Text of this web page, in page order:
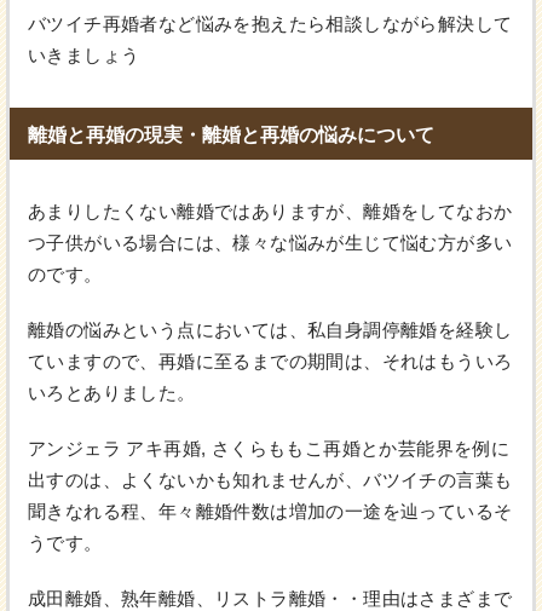
バツイチ再婚者など悩みを抱えたら相談しながら解決して
いきましょう
離婚と再婚の現実・離婚と再婚の悩みについて
あまりしたくない離婚ではありますが、離婚をしてなおか
つ子供がいる場合には、様々な悩みが生じて悩む方が多い
のです。
離婚の悩みという点においては、私自身調停離婚を経験し
ていますので、再婚に至るまでの期間は、それはもういろ
いろとありました。
アンジェラ アキ再婚, さくらももこ再婚とか芸能界を例に
出すのは、よくないかも知れませんが、バツイチの言葉も
聞きなれる程、年々離婚件数は増加の一途を辿っているそ
うです。
成田離婚、熟年離婚、リストラ離婚・・理由はさまざまで